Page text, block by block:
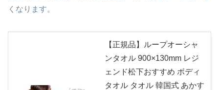
くなります。
【正規品】ループオーシャ
ンタオル 900×130mm レジ
ェンド松下おすすめ ボディ
タオル タオル 韓国式 あかす